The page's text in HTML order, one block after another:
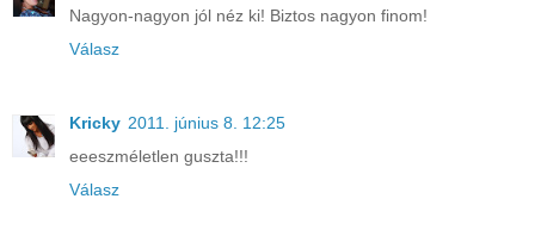
Nagyon-nagyon jól néz ki! Biztos nagyon finom!
Válasz
Kricky 2011. június 8. 12:25
eeeszméletlen guszta!!!
Válasz